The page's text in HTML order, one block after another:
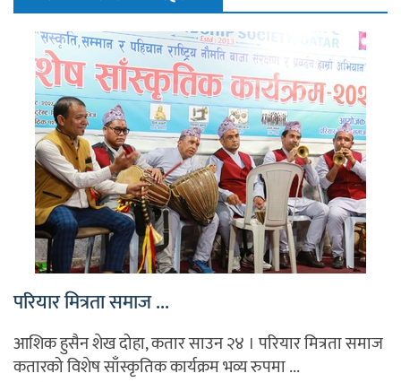
परियार मित्रता समाज ...
आशिक हुसैन शेख दोहा, कतार साउन २४ । परियार मित्रता समाज
कतारको विशेष साँस्कृतिक कार्यक्रम भव्य रुपमा ...